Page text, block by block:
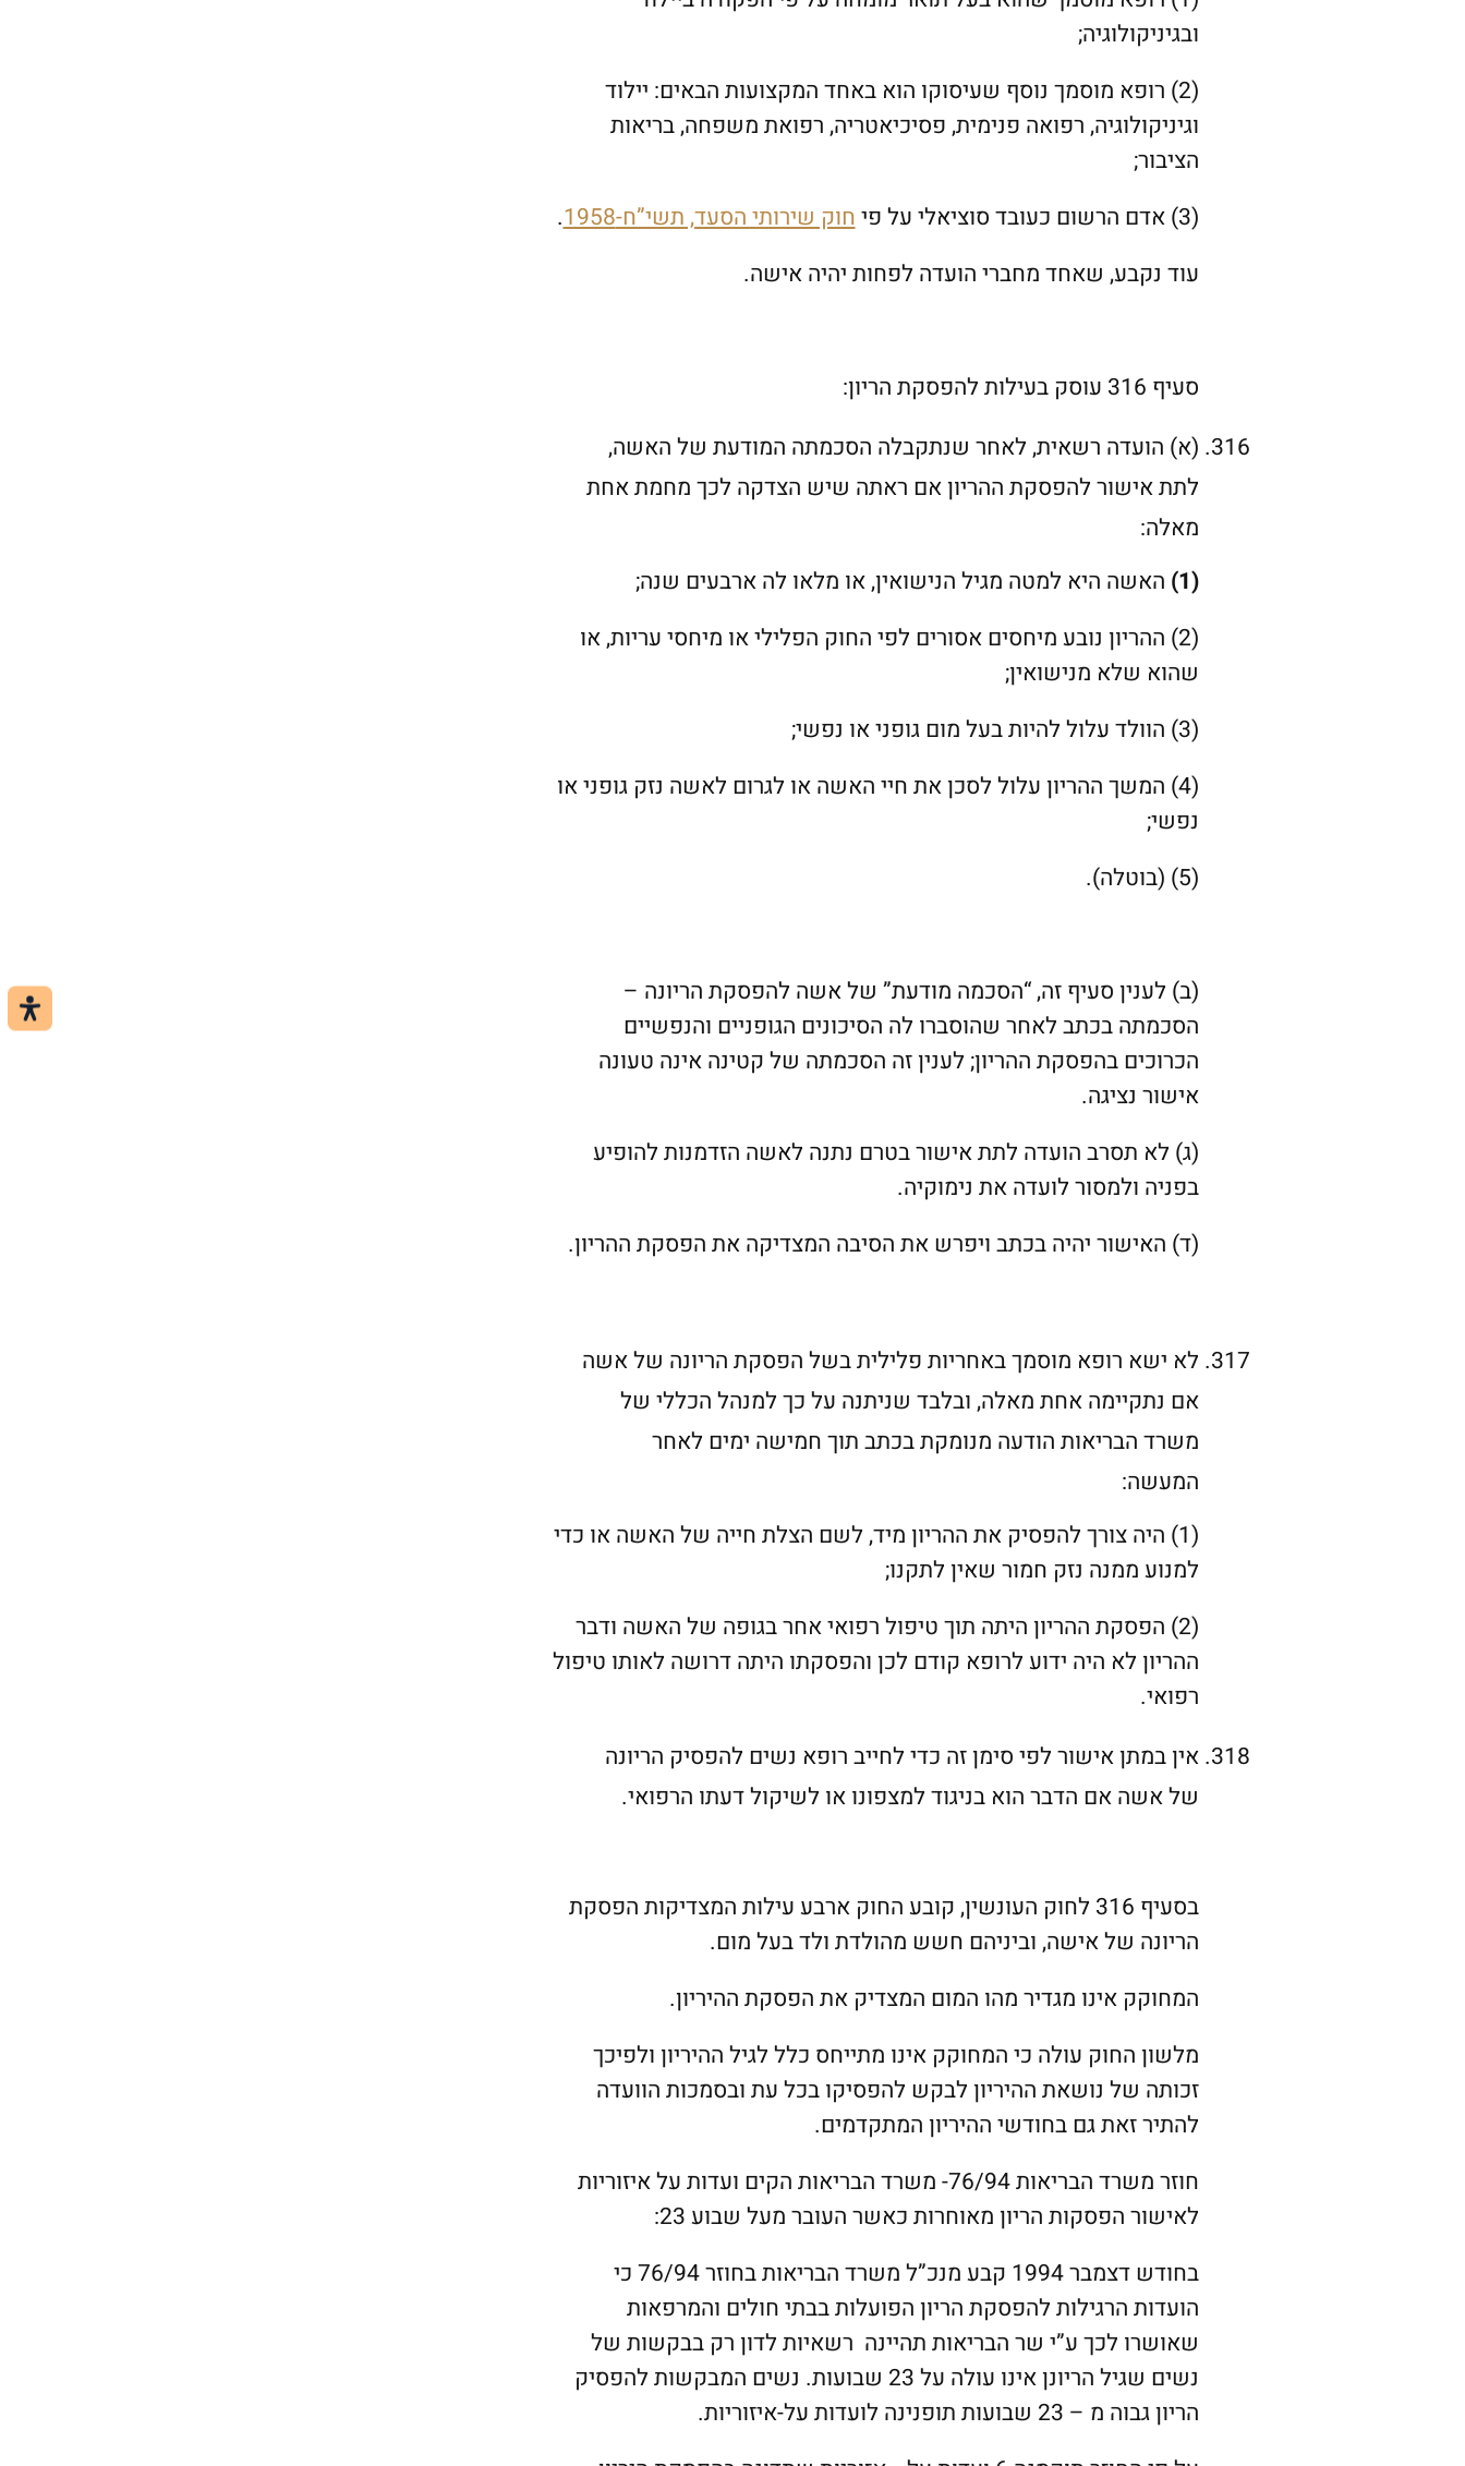
ובגיניקולוגיה;
(2) רופא מוסמך נוסף שעיסוקו הוא באחד המקצועות הבאים: יילוד
וגיניקולוגיה, רפואה פנימית, פסיכיאטריה, רפואת משפחה, בריאות
הציבור;
(3) אדם הרשום כעובד סוציאלי על פי
חוק שירותי הסעד, תשי”ח-1958
.
עוד נקבע, שאחד מחברי הועדה לפחות יהיה אישה.
סעיף 316 עוסק בעילות להפסקת הריון:
(א) הועדה רשאית, לאחר שנתקבלה הסכמתה המודעת של האשה,
לתת אישור להפסקת ההריון אם ראתה שיש הצדקה לכך מחמת אחת
מאלה:
(1)
האשה היא למטה מגיל הנישואין, או מלאו לה ארבעים שנה;
(2)
ההריון נובע מיחסים אסורים לפי החוק הפלילי או מיחסי עריות, או
שהוא שלא מנישואין;
(3)
הוולד עלול להיות בעל מום גופני או נפשי;
(4)
המשך ההריון עלול לסכן את חיי האשה או לגרום לאשה נזק גופני או
נפשי;
(5)
(בוטלה).
(ב) לענין סעיף זה, “הסכמה מודעת” של אשה להפסקת הריונה –
הסכמתה בכתב לאחר שהוסברו לה הסיכונים הגופניים והנפשיים
הכרוכים בהפסקת ההריון; לענין זה הסכמתה של קטינה אינה טעונה
אישור נציגה.
(ג) לא תסרב הועדה לתת אישור בטרם נתנה לאשה הזדמנות להופיע
בפניה ולמסור לועדה את נימוקיה.
(ד) האישור יהיה בכתב ויפרש את הסיבה המצדיקה את הפסקת ההריון.
לא ישא רופא מוסמך באחריות פלילית בשל הפסקת הריונה של אשה
אם נתקיימה אחת מאלה, ובלבד שניתנה על כך למנהל הכללי של
משרד הבריאות הודעה מנומקת בכתב תוך חמישה ימים לאחר
המעשה:
(1)
היה צורך להפסיק את ההריון מיד, לשם הצלת חייה של האשה או כדי
למנוע ממנה נזק חמור שאין לתקנו;
(2)
הפסקת ההריון היתה תוך טיפול רפואי אחר בגופה של האשה ודבר
ההריון לא היה ידוע לרופא קודם לכן והפסקתו היתה דרושה לאותו טיפול
רפואי.
אין במתן אישור לפי סימן זה כדי לחייב רופא נשים להפסיק הריונה
של אשה אם הדבר הוא בניגוד למצפונו או לשיקול דעתו הרפואי.
בסעיף 316 לחוק העונשין, קובע החוק ארבע עילות המצדיקות הפסקת
הריונה של אישה, וביניהם חשש מהולדת ולד בעל מום.
המחוקק אינו מגדיר מהו המום המצדיק את הפסקת ההיריון.
מלשון החוק עולה כי המחוקק אינו מתייחס כלל לגיל ההיריון ולפיכך
זכותה של נושאת ההיריון לבקש להפסיקו בכל עת ובסמכות הוועדה
להתיר זאת גם בחודשי ההיריון המתקדמים.
חוזר משרד הבריאות 76/94- משרד הבריאות הקים ועדות על איזוריות
לאישור הפסקות הריון מאוחרות כאשר העובר מעל שבוע 23
:
בחודש דצמבר 1994 קבע מנכ”ל משרד הבריאות בחוזר 76/94 כי
הועדות הרגילות להפסקת הריון הפועלות בבתי חולים והמרפאות
שאושרו לכך ע”י שר הבריאות תהיינה רשאיות לדון רק בבקשות של
נשים שגיל הריונן אינו עולה על 23 שבועות. נשים המבקשות להפסיק
הריון גבוה מ – 23 שבועות תופנינה לועדות על-איזוריות.